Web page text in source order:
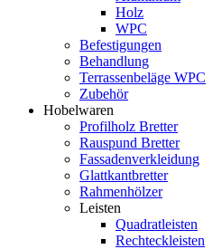
Holz
WPC
Befestigungen
Behandlung
Terrassenbeläge WPC
Zubehör
Hobelwaren
Profilholz Bretter
Rauspund Bretter
Fassadenverkleidung
Glattkantbretter
Rahmenhölzer
Leisten
Quadratleisten
Rechteckleisten